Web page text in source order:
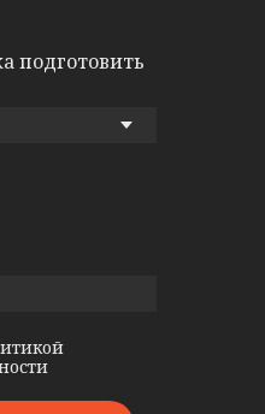
подготовить